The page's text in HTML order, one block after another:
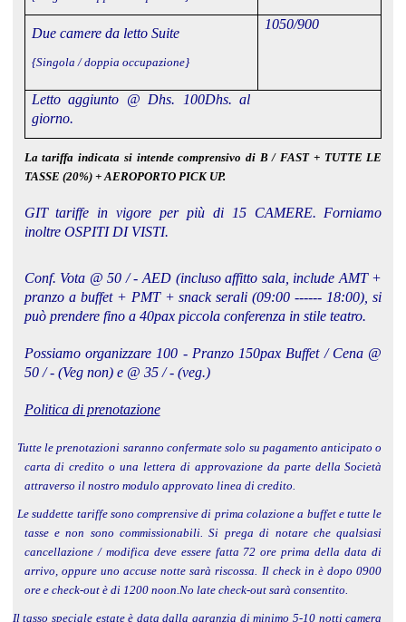
Due camere da letto Suite
{Singola / doppia occupazione}
1050/900
Letto aggiunto @ Dhs. 100Dhs. al
giorno.
La tariffa indicata si intende comprensivo di B / FAST + TUTTE LE
TASSE (20%) + AEROPORTO PICK UP.
GIT tariffe in vigore per più di 15 CAMERE. Forniamo
inoltre OSPITI DI VISTI.
Conf. Vota @ 50 / - AED (incluso affitto sala, include AMT +
pranzo a buffet + PMT + snack serali (09:00 ------ 18:00), si
può prendere fino a 40pax piccola conferenza in stile teatro.
Possiamo organizzare 100 - Pranzo 150pax Buffet / Cena @
50 / - (Veg non) e @ 35 / - (veg.)
Politica di prenotazione
Tutte le prenotazioni saranno confermate solo su pagamento anticipato o
carta di credito o una lettera di approvazione da parte della Società
attraverso il nostro modulo approvato linea di credito.
Le suddette tariffe sono comprensive di prima colazione a buffet e tutte le
tasse e non sono commissionabili. Si prega di notare che qualsiasi
cancellazione / modifica deve essere fatta 72 ore prima della data di
arrivo, oppure uno accuse notte sarà riscossa. Il check in è dopo 0900
ore e check-out è di 1200 noon.No late check-out sarà consentito.
Il tasso speciale estate è data dalla garanzia di minimo 5-10 notti camera